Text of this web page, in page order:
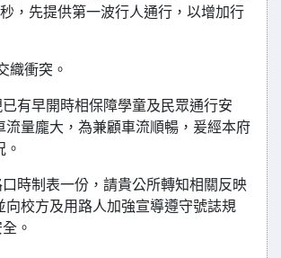
，先提供第一波行人通行，以增加行
衝突。
有早開時相保障學童及民眾通行安
流量龐大，為兼顧車流順暢，爰經本府
時制表一份，請貴公所轉知相關反映
向校方及用路人加強宣導遵守號誌規
。